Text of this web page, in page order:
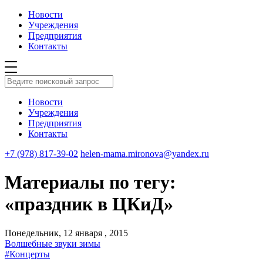
Новости
Учреждения
Предприятия
Контакты
Новости
Учреждения
Предприятия
Контакты
+7 (978) 817-39-02 helen-mama.mironova@yandex.ru
Материалы по тегу:
«праздник в ЦКиД»
Понедельник, 12 января , 2015
Волшебные звуки зимы
#Концерты